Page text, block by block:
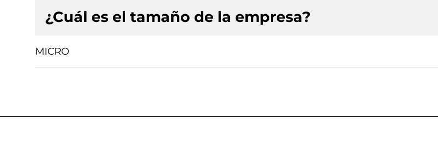
¿Cuál es el tamaño de la empresa?
MICRO